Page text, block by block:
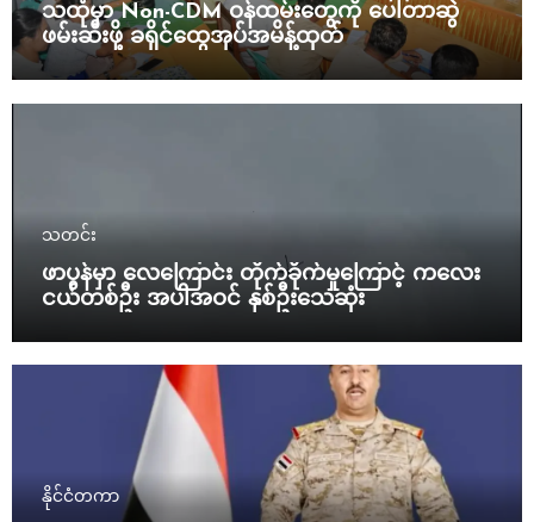
သထုံမှာ Non-CDM ဝန်ထမ်းတွေကို ပေါ်တာဆွဲ
ဖမ်းဆီးဖို့ ခရိုင်ထွေအုပ်အမိန့်ထုတ်
သတင်း
ဖာပွန်မှာ လေကြောင်း တိုက်ခိုက်မှုကြောင့် ကလေး
ငယ်တစ်ဦး အပါအဝင် နှစ်ဦးသေဆုံး
နိုင်ငံတကာ